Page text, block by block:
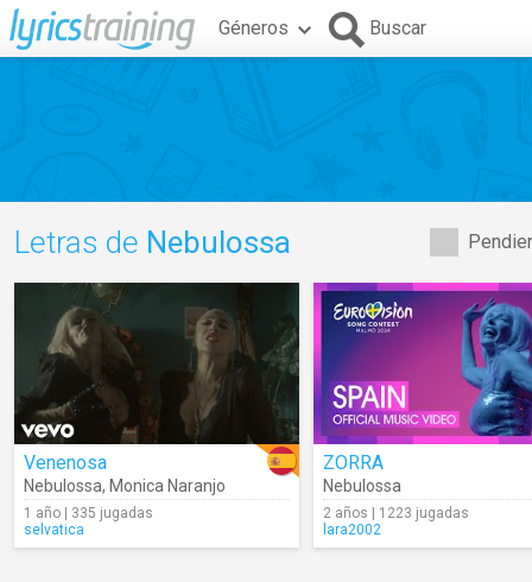
Géneros Buscar
Letras de Nebulossa
Venenosa
Nebulossa, Monica Naranjo
1 año | 335 jugadas
selvatica
ZORRA
Nebulossa
2 años | 1223 jugadas
lara2002